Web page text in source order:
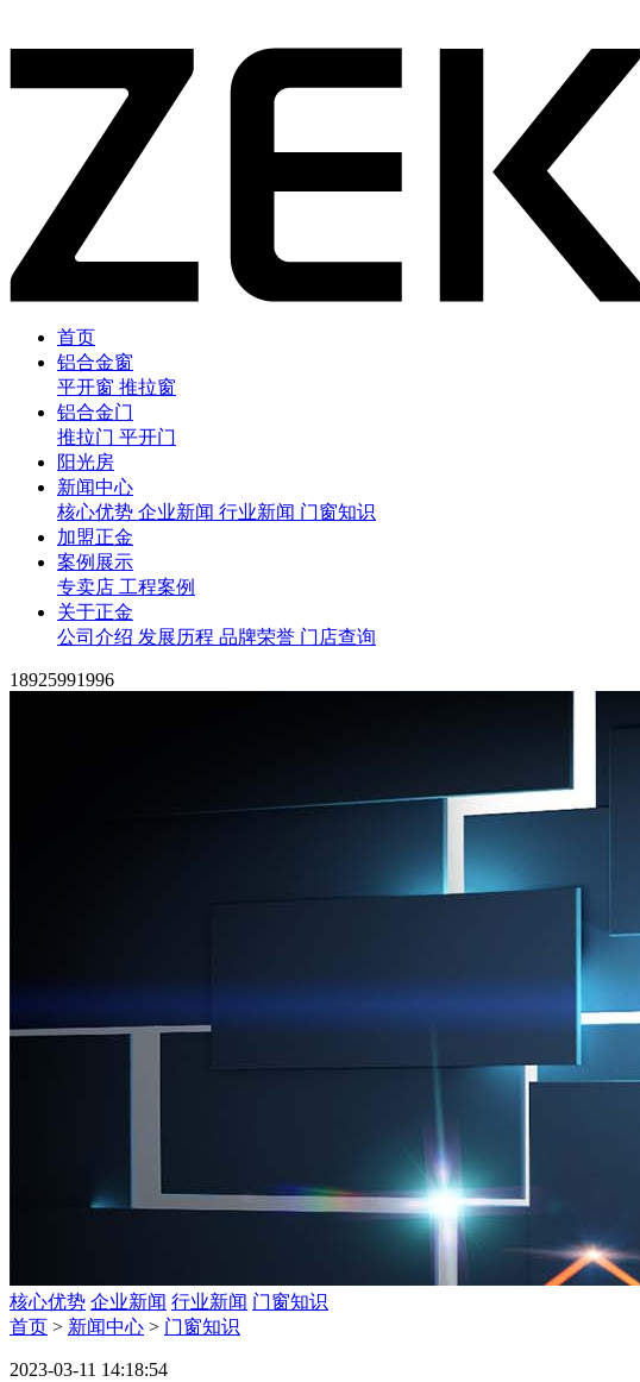
首页
铝合金窗
平开窗 推拉窗
铝合金门
推拉门 平开门
阳光房
新闻中心
核心优势 企业新闻 行业新闻 门窗知识
加盟正金
案例展示
专卖店 工程案例
关于正金
公司介绍 发展历程 品牌荣誉 门店查询
18925991996
核心优势 企业新闻 行业新闻 门窗知识
首页 > 新闻中心 > 门窗知识
2023-03-11 14:18:54